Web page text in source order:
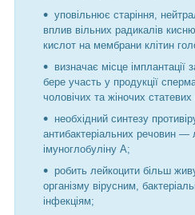
уповільнює старіння,
вплив вільних радикалів
кислот на мембрани клітин
визначає місце імплантації
бере участь у продукції
чоловічих та жіночих статевих
необхідний синтезу
антибактеріальних речовин —
імуноглобуліну А;
робить лейкоцити більш
організму вірусним,
інфекціям;